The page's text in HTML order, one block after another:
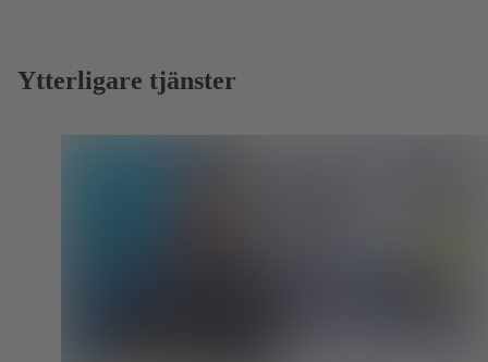
Ytterligare tjänster